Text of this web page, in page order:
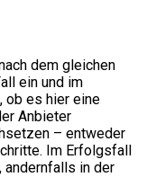
dem gleichen
ein und im
ob es hier eine
Anbieter
– entweder
Im Erfolgsfall
in der